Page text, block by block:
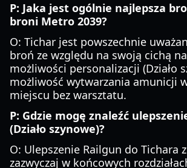
P: Jaka jest ogólnie najlepsza
broni Metro 2039?
O: Tichar jest powszechnie
broń ze względu na swoją cichą
możliwości personalizacji (Działo
możliwość wytwarzania amunicji
miejscu bez warsztatu.
P: Gdzie mogę znaleźć
(Działo szynowe)?
O: Ulepszenie Railgun do Tichara
zazwyczaj w końcowych